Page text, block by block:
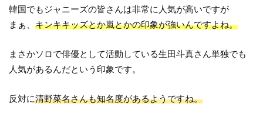
韓国でもジャニーズの皆さんは非常に人気が高いですが
まぁ、キンキキッズとか嵐とかの印象が強いんですよね。
まさかソロで俳優として活動している生田斗真さん単独でも
人気があるんだという印象です。
反対に清野菜名さんも知名度があるようですね。